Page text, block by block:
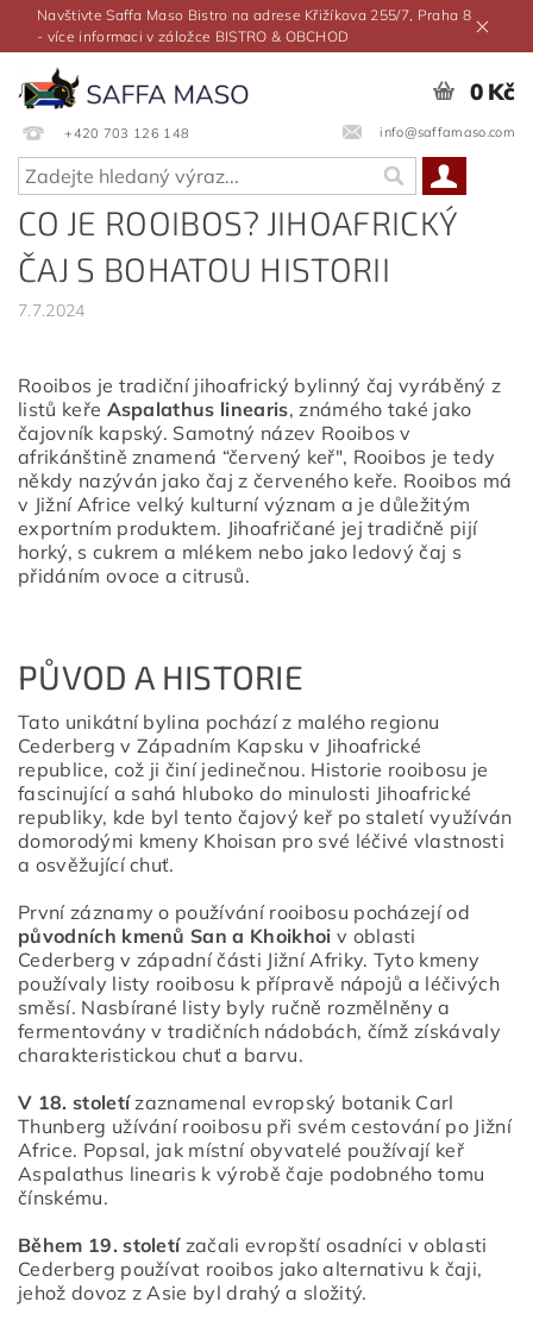
Navštivte Saffa Maso Bistro na adrese Křižíkova 255/7, Praha 8
- více informaci v záložce BISTRO & OBCHOD
+420 703 126 148 info@saffamaso.com
0 Kč
CO JE ROOIBOS? JIHOAFRICKÝ
ČAJ S BOHATOU HISTORII
7.7.2024
Rooibos je tradiční jihoafrický bylinný čaj vyráběný z
listů keře Aspalathus linearis, známého také jako
čajovník kapský. Samotný název Rooibos v
afrikánštině znamená “červený keř", Rooibos je tedy
někdy nazýván jako čaj z červeného keře. Rooibos má
v Jižní Africe velký kulturní význam a je důležitým
exportním produktem. Jihoafričané jej tradičně pijí
horký, s cukrem a mlékem nebo jako ledový čaj s
přidáním ovoce a citrusů.
PŮVOD A HISTORIE
Tato unikátní bylina pochází z malého regionu
Cederberg v Západním Kapsku v Jihoafrické
republice, což ji činí jedinečnou. Historie rooibosu je
fascinující a sahá hluboko do minulosti Jihoafrické
republiky, kde byl tento čajový keř po staletí využíván
domorodými kmeny Khoisan pro své léčivé vlastnosti
a osvěžující chuť.
První záznamy o používání rooibosu pocházejí od
původních kmenů San a Khoikhoi v oblasti
Cederberg v západní části Jižní Afriky. Tyto kmeny
používaly listy rooibosu k přípravě nápojů a léčivých
směsí. Nasbírané listy byly ručně rozmělněny a
fermentovány v tradičních nádobách, čímž získávaly
charakteristickou chuť a barvu.
V 18. stoletízaznamenal evropský botanik Carl
Thunberg užívání rooibosu při svém cestování po Jižní
Africe. Popsal, jak místní obyvatelé používají keř
Aspalathus linearis k výrobě čaje podobného tomu
čínskému.
Během 19. stoletízačali evropští osadníci v oblasti
Cederberg používat rooibos jako alternativu k čaji,
jehož dovoz z Asie byl drahý a složitý.